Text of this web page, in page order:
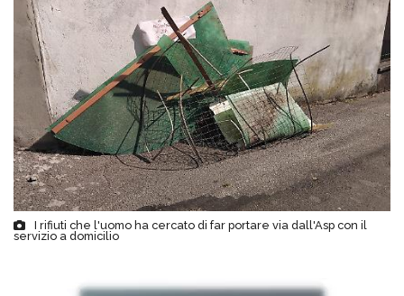
I rifiuti che l'uomo ha cercato di far portare via dall'Asp con il
servizio a domicilio